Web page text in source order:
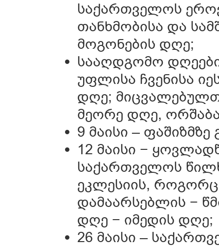
საქართველოს
თანხმობისა და
მოგონების დღე;
სააღდგომო
უფლისა ჩვენისა
დღე;
მეორე დღე,
9 მაისი –
12 მაისი −
საქართველოს
ეკლესიის,
დამაარსებლის −
დღე − იმედის დღე;
26 მაისი –